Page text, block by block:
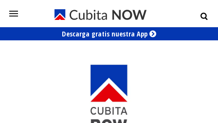
Descarga gratis nuestra App